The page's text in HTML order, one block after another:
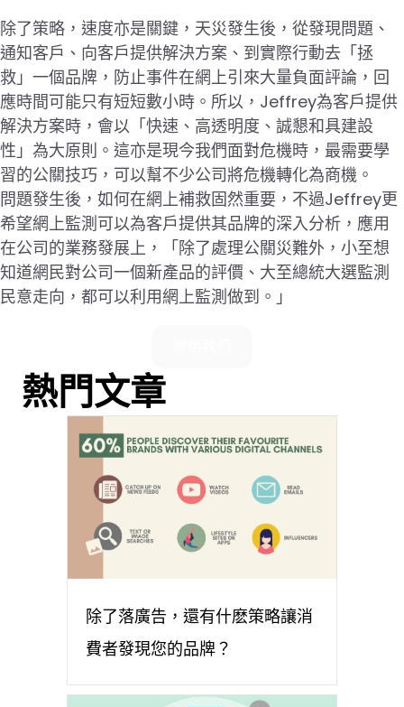
除了策略，速度亦是關鍵，天災發生後，從發現問題、
通知客戶、向客戶提供解決方案、到實際行動去「拯
救」一個品牌，防止事件在網上引來大量負面評論，回
應時間可能只有短短數小時。所以，Jeffrey為客戶提供
解決方案時，會以「快速、高透明度、誠懇和具建設
性」為大原則。這亦是現今我們面對危機時，最需要學
習的公關技巧，可以幫不少公司將危機轉化為商機。
問題發生後，如何在網上補救固然重要，不過Jeffrey更
希望網上監測可以為客戶提供其品牌的深入分析，應用
在公司的業務發展上，「除了處理公關災難外，小至想
知道網民對公司一個新產品的評價、大至總統大選監測
民意走向，都可以利用網上監測做到。」
熱門文章
除了落廣告，還有什麽策略讓消
費者發現您的品牌？